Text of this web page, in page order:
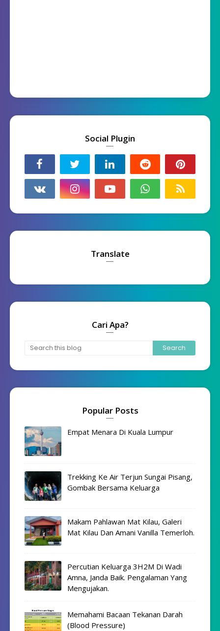
Social Plugin
Translate
Cari Apa?
Popular Posts
Empat Menara Di Kuala Lumpur
Trekking Ke Air Terjun Sungai Pisang,
Gombak Bersama Keluarga
Makam Pahlawan Mat Kilau, Galeri
Mat Kilau Dan Amani Vanilla Temerloh.
Percutian Keluarga 3H2M Di Wadi
Amna, Janda Baik. Pengalaman Yang
Mengujakan.
Memahami Bacaan Tekanan Darah
(Blood Pressure)